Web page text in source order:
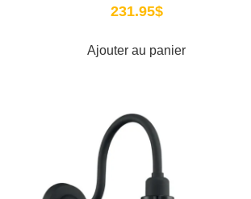
231.95$
Ajouter au panier